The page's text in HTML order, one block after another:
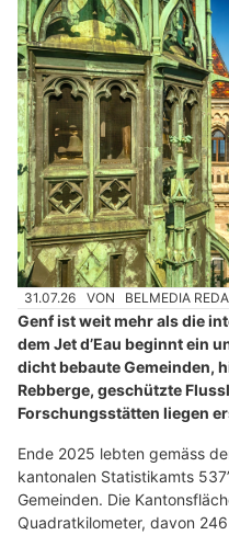
31.07.26 VON BELMEDIA
Genf ist weit mehr als die
dem Jet d’Eau beginnt ein
dicht bebaute Gemeinden,
Rebberge, geschützte
Forschungsstätten liegen
Ende 2025 lebten gemäss
kantonalen Statistikamts
Gemeinden. Die
Quadratkilometer, davon